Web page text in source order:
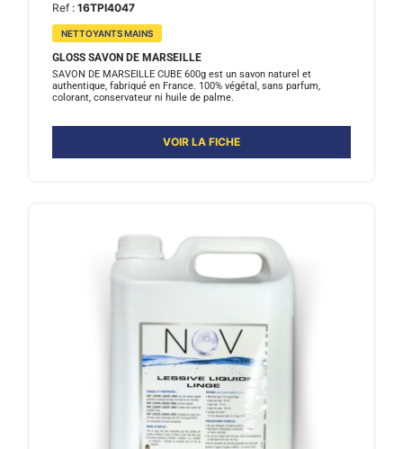
Ref : 16TPI4047
NETTOYANTS MAINS
GLOSS SAVON DE MARSEILLE
SAVON DE MARSEILLE CUBE 600g est un savon naturel et
authentique, fabriqué en France. 100% végétal, sans parfum,
colorant, conservateur ni huile de palme.
VOIR LA FICHE